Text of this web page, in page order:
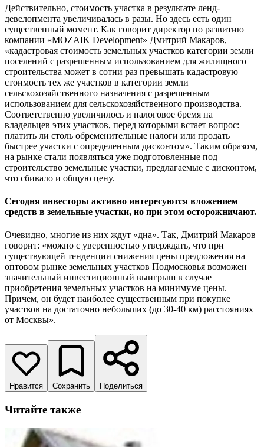
Действительно, стоимость участка в результате ленд-
девелопмента увеличивалась в разы. Но здесь есть один
существенный момент. Как говорит директор по развитию
компании «MOZAIK Development» Дмитрий Макаров,
«кадастровая стоимость земельных участков категории земли
поселений с разрешенным использованием для жилищного
строительства может в сотни раз превышать кадастровую
стоимость тех же участков в категории земли
сельскохозяйственного назначения с разрешенным
использованием для сельскохозяйственного производства.
Соответственно увеличилось и налоговое бремя на
владельцев этих участков, перед которыми встает вопрос:
платить ли столь обременительные налоги или продать
быстрее участки с определенным дисконтом». Таким образом,
на рынке стали появляться уже подготовленные под
строительство земельные участки, предлагаемые с дисконтом,
что сбивало и общую цену.
Сегодня инвесторы активно интересуются вложением
средств в земельные участки, но при этом осторожничают.
Очевидно, многие из них ждут «дна». Так, Дмитрий Макаров
говорит: «можно с уверенностью утверждать, что при
существующей тенденции снижения цены предложения на
оптовом рынке земельных участков Подмосковья возможен
значительный инвестиционный выигрыш в случае
приобретения земельных участков на минимуме цены.
Причем, он будет наиболее существенным при покупке
участков на достаточно небольших (до 30-40 км) расстояниях
от Москвы».
Нравится Сохранить Поделиться
Читайте также